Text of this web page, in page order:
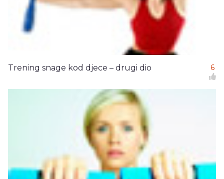
Trening snage kod djece – drugi dio 6